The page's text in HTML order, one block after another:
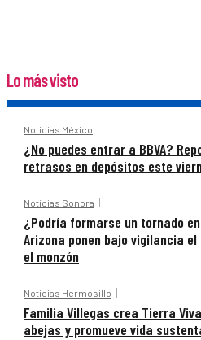
Lo más visto
Noticias México
¿No puedes entrar a BBVA?
retrasos en depósitos este
Noticias Sonora
¿Podría formarse un tornado
Arizona ponen bajo vigilancia
el monzón
Noticias Hermosillo
Familia Villegas crea Tierra
abejas y promueve vida